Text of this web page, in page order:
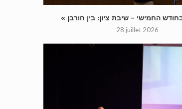
28 juillet 2026